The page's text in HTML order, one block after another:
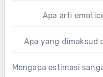
Apa arti
Apa yang dimaksud
Mengapa estimasi